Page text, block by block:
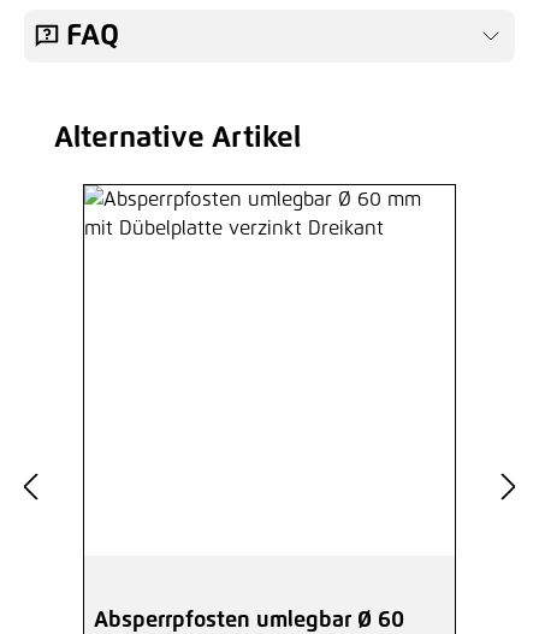
FAQ
Produktgalerie überspringen
Alternative Artikel
Absperrpfosten umlegbar Ø 60